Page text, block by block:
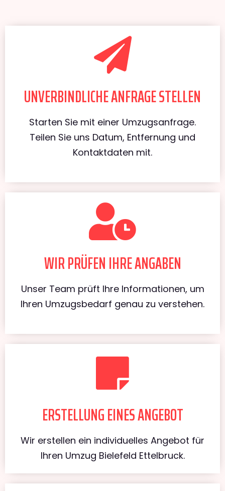
UNVERBINDLICHE ANFRAGE STELLEN
Starten Sie mit einer Umzugsanfrage.
Teilen Sie uns Datum, Entfernung und
Kontaktdaten mit.
WIR PRÜFEN IHRE ANGABEN
Unser Team prüft Ihre Informationen, um
Ihren Umzugsbedarf genau zu verstehen.
ERSTELLUNG EINES ANGEBOT
Wir erstellen ein individuelles Angebot für
Ihren Umzug Bielefeld Ettelbruck.